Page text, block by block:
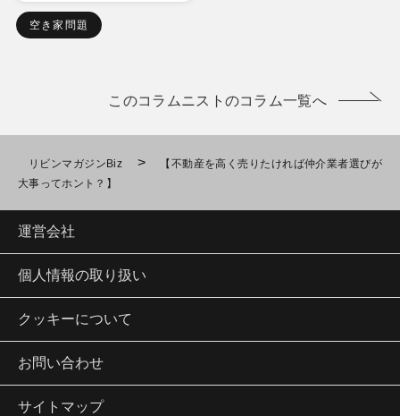
空き家問題
このコラムニストのコラム一覧へ
リビンマガジンBiz >
【不動産を高く売りたければ仲介業者選びが
大事ってホント？】
運営会社
個人情報の取り扱い
クッキーについて
お問い合わせ
サイトマップ